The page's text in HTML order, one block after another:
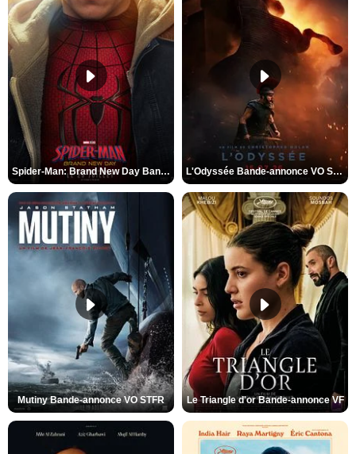
Spider-Man: Brand New Day Bande-annonce VO STFR L'Odyssée Bande-annonce VO STFR
Mutiny Bande-annonce VO STFR Le Triangle d'or Bande-annonce VF